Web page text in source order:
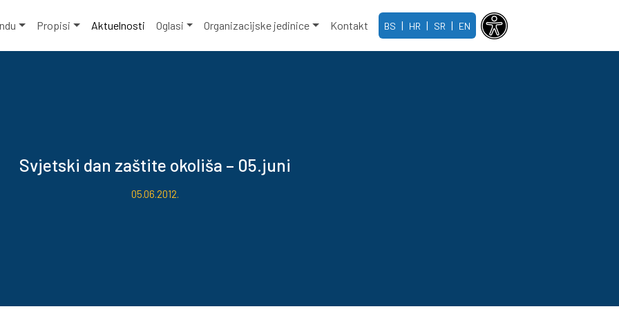
Propisi Aktuelnosti Oglasi Organizacijske jedinice Kontakt BS | HR | SR | EN
Svjetski dan zaštite okoliša – 05.juni
05.06.2012.